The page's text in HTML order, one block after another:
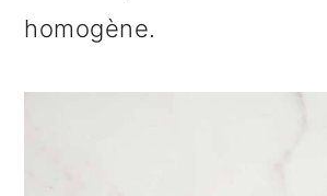
homogène.